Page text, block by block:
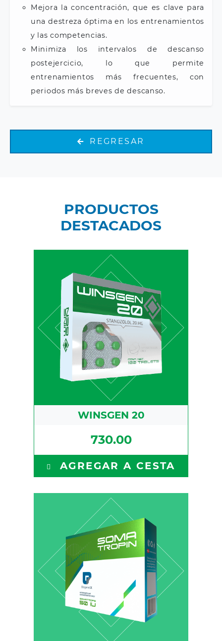
Mejora la concentración, que es clave para
una destreza óptima en los entrenamientos
y las competencias.
Minimiza los intervalos de descanso
postejercicio, lo que permite
entrenamientos más frecuentes, con
periodos más breves de descanso.
REGRESAR
PRODUCTOS
DESTACADOS
WINSGEN 20
730.00
AGREGAR A CESTA
Somatrope 50 IU